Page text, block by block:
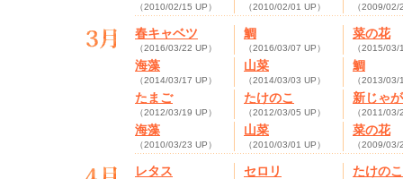
（2010/02/15 UP） （2010/02/01 UP） （2009/02/
春キャベツ
（2016/03/22 UP）
鯛
（2016/03/07 UP）
菜の花
（2015/03/
海藻
（2014/03/17 UP）
山菜
（2014/03/03 UP）
鯛
（2013/03/
たまご
（2012/03/19 UP）
たけのこ
（2012/03/05 UP）
新じゃ
（2011/03/
海藻
（2010/03/23 UP）
山菜
（2010/03/01 UP）
菜の花
（2009/03/
レタス セロリ たけのこ